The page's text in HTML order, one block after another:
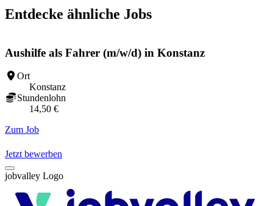
Entdecke ähnliche Jobs
Aushilfe als Fahrer (m/w/d) in Konstanz
Ort
Konstanz
Stundenlohn
14,50 €
Zum Job
Jetzt bewerben
jobvalley Logo